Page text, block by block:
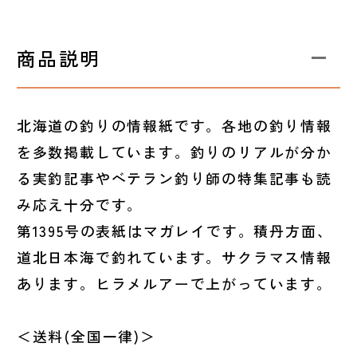
商品説明
北海道の釣りの情報紙です。各地の釣り情報
を多数掲載しています。釣りのリアルが分か
る実釣記事やベテラン釣り師の特集記事も読
み応え十分です。
第1395号の表紙はマガレイです。積丹方面、
道北日本海で釣れています。サクラマス情報
あります。ヒラメルアーで上がっています。
＜送料(全国一律)＞